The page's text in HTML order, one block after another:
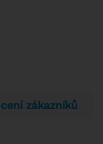
zákazníků